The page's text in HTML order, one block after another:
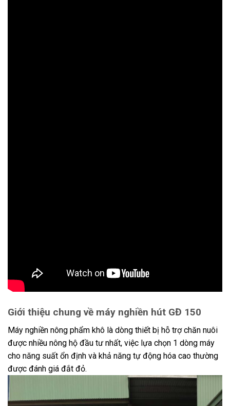
Giới thiệu chung về máy nghiền hút GĐ 150
Máy nghiền nông phẩm khô là dòng thiết bị hỗ trợ chăn nuôi
được nhiều nông hộ đầu tư nhất, việc lựa chọn 1 dòng máy
cho năng suất ổn định và khả năng tự động hóa cao thường
được đánh giá đắt đỏ.